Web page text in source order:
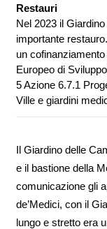
Restauri
Nel 2023 il
importante
un
Europeo di
5 Azione 6.7.1
Ville e giardini
Il Giardino delle
e il bastione della
comunicazione gli
de’Medici, con il
lungo e stretto era